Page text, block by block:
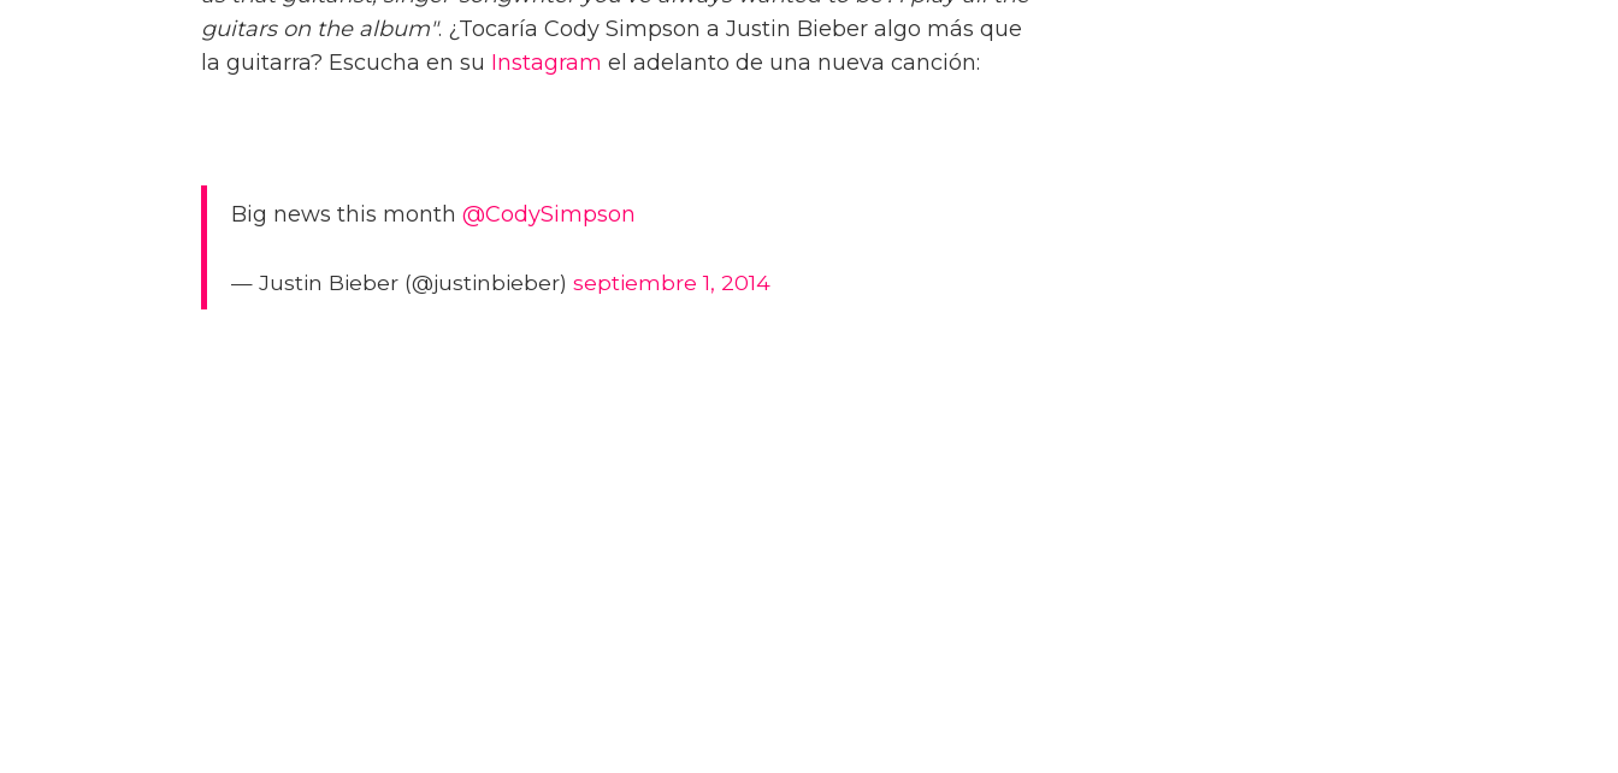
guitars on the album". ¿Tocaría Cody Simpson a Justin Bieber algo más que
la guitarra? Escucha en su Instagram el adelanto de una nueva canción:
Big news this month @CodySimpson
— Justin Bieber (@justinbieber) septiembre 1, 2014